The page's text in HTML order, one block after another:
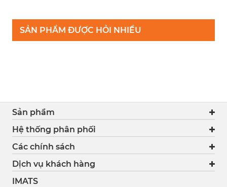
SẢN PHẨM ĐƯỢC HỎI NHIỀU
Sản phẩm
Hệ thống phân phối
Các chính sách
Dịch vụ khách hàng
IMATS